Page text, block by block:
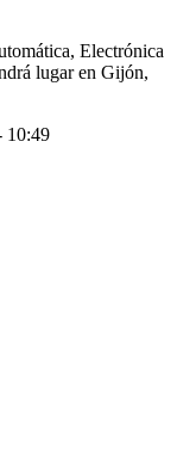
Electrónica
lugar en Gijón,
10:49